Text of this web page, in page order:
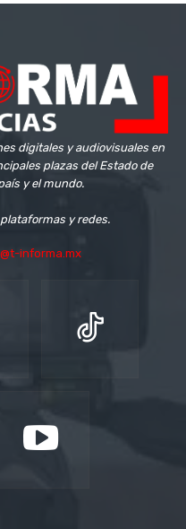
digitales y audiovisuales en
plazas del Estado de
y el mundo.
y redes.
informa.mx